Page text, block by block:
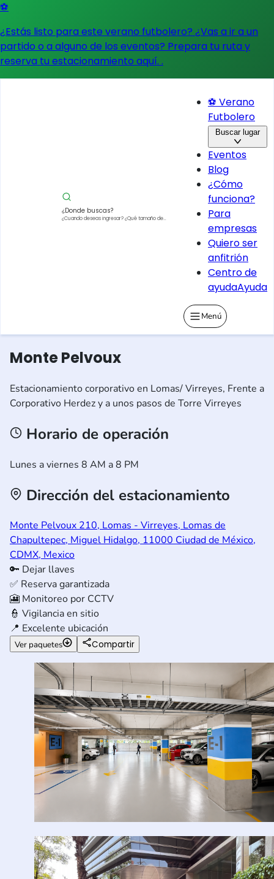
⚽
¿Estás listo para este verano futbolero? ¿Vas a ir a un
partido o a alguno de los eventos? Prepara tu ruta y
reserva tu estacionamiento aquí. .
¿Donde buscas?
¿Cuando deseas ingresar?¿Qué tamaño de
⚽ Verano
Futbolero
Buscar lugar
Eventos
Blog
¿Cómo
funciona?
Para
empresas
Quiero ser
anfitrión
Centro de
ayudaAyuda
Menú
Monte Pelvoux
Estacionamiento corporativo en Lomas/ Virreyes, Frente a
Corporativo Herdez y a unos pasos de Torre Virreyes
Horario de operación
Lunes a viernes 8 AM a 8 PM
Dirección del estacionamiento
Monte Pelvoux 210, Lomas - Virreyes, Lomas de
Chapultepec, Miguel Hidalgo, 11000 Ciudad de México,
CDMX, Mexico
🔑 Dejar llaves
✅ Reserva garantizada
🎦 Monitoreo por CCTV
👮 Vigilancia en sitio
📍 Excelente ubicación
Ver paquetes Compartir